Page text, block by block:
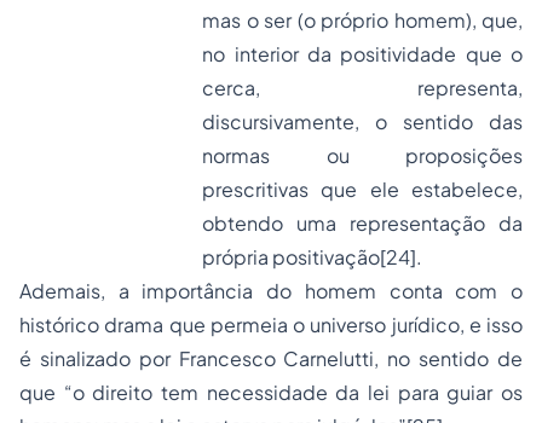
mas o ser (o próprio homem), que,
no interior da positividade que o
cerca, representa,
discursivamente, o sentido das
normas ou proposições
prescritivas que ele estabelece,
obtendo uma representação da
própria positivação[24].
Ademais, a importância do homem conta com o
histórico drama que permeia o universo jurídico, e isso
é sinalizado por Francesco Carnelutti, no sentido de
que “o direito tem necessidade da lei para guiar os